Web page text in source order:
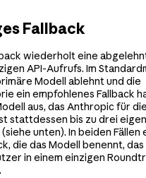
Fallback
wiederholt eine
API-Aufrufs. Im
Modell ablehnt und die
ein empfohlenes Fallback
aus, das Anthropic für
stattdessen bis zu drei
unten). In beiden Fällen
die das Modell benennt,
in einem einzigen